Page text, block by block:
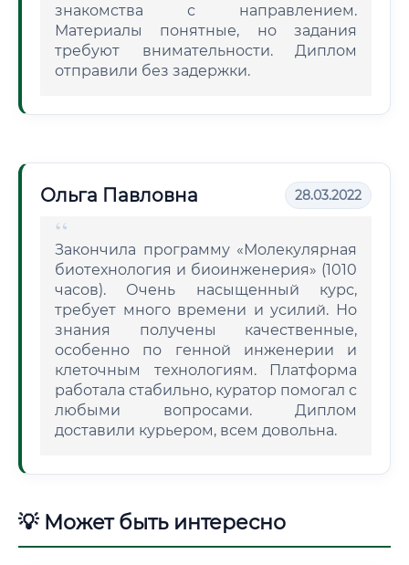
знакомства с направлением.
Материалы понятные, но задания
требуют внимательности. Диплом
отправили без задержки.
Ольга Павловна 28.03.2022
Закончила программу «Молекулярная
биотехнология и биоинженерия» (1010
часов). Очень насыщенный курс,
требует много времени и усилий. Но
знания получены качественные,
особенно по генной инженерии и
клеточным технологиям. Платформа
работала стабильно, куратор помогал с
любыми вопросами. Диплом
доставили курьером, всем довольна.
💡 Может быть интересно